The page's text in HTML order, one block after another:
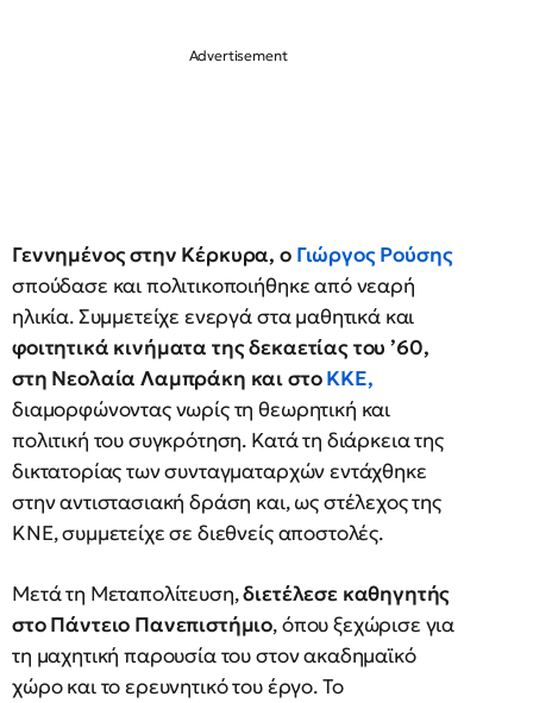
Γεννημένος στην Κέρκυρα, ο Γιώργος Ρούσης
σπούδασε και πολιτικοποιήθηκε από νεαρή
ηλικία. Συμμετείχε ενεργά στα μαθητικά και
φοιτητικά κινήματα της δεκαετίας του ’60,
στη Νεολαία Λαμπράκη και στοΚΚΕ,
διαμορφώνοντας νωρίς τη θεωρητική και
πολιτική του συγκρότηση. Κατά τη διάρκεια της
δικτατορίας των συνταγματαρχών εντάχθηκε
στην αντιστασιακή δράση και, ως στέλεχος της
ΚΝΕ, συμμετείχε σε διεθνείς αποστολές.
Μετά τη Μεταπολίτευση,διετέλεσε καθηγητής
στο Πάντειο Πανεπιστήμιο, όπου ξεχώρισε για
τη μαχητική παρουσία του στον ακαδημαϊκό
χώρο και το ερευνητικό του έργο. Το